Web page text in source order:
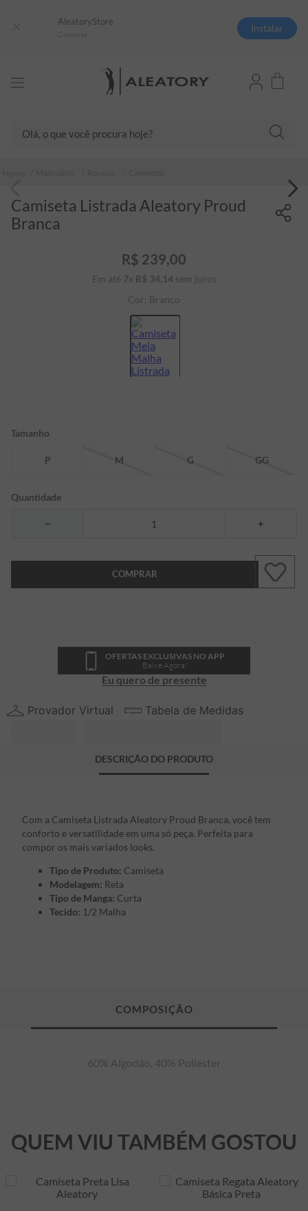
AleatoryStore
Instalar
Camiseta Listrada Aleatory Proud
Branca
R$ 239,00
Em até 7x R$ 34,14sem juros
Cor: Branco
Tamanho
P M G GG
Quantidade
＋
－
COMPRAR
OFERTAS EXCLUSIVAS NO APP
Baixe Agora!
Eu quero de presente
Provador Virtual Tabela de Medidas
DESCRIÇÃO DO PRODUTO
Com a Camiseta Listrada Aleatory Proud Branca, você tem
conforto e versatilidade em uma só peça. Perfeita para
compor os mais variados looks.
Tipo de Produto: Camiseta
Modelagem: Reta
Tipo de Manga: Curta
Tecido: 1/2 Malha
60% Algodão, 40% Poliéster
QUEM VIU TAMBÉM GOSTOU
2º
camiseta listrada
4º
camiseta
5º
pima
6º
jaqueta
9º
manga longa